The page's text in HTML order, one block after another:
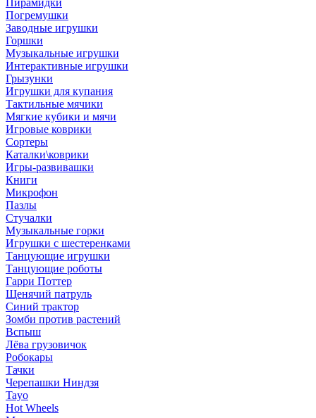
Пирамидки
Погремушки
Заводные игрушки
Горшки
Музыкальные игрушки
Интерактивные игрушки
Грызунки
Игрушки для купания
Тактильные мячики
Мягкие кубики и мячи
Игровые коврики
Сортеры
Каталки\коврики
Игры-развивашки
Книги
Микрофон
Пазлы
Стучалки
Музыкальные горки
Игрушки с шестеренками
Танцующие игрушки
Танцующие роботы
Гарри Поттер
Щенячий патруль
Синий трактор
Зомби против растений
Вспыш
Лёва грузовичок
Робокары
Тачки
Черепашки Ниндзя
Tayo
Hot Wheels